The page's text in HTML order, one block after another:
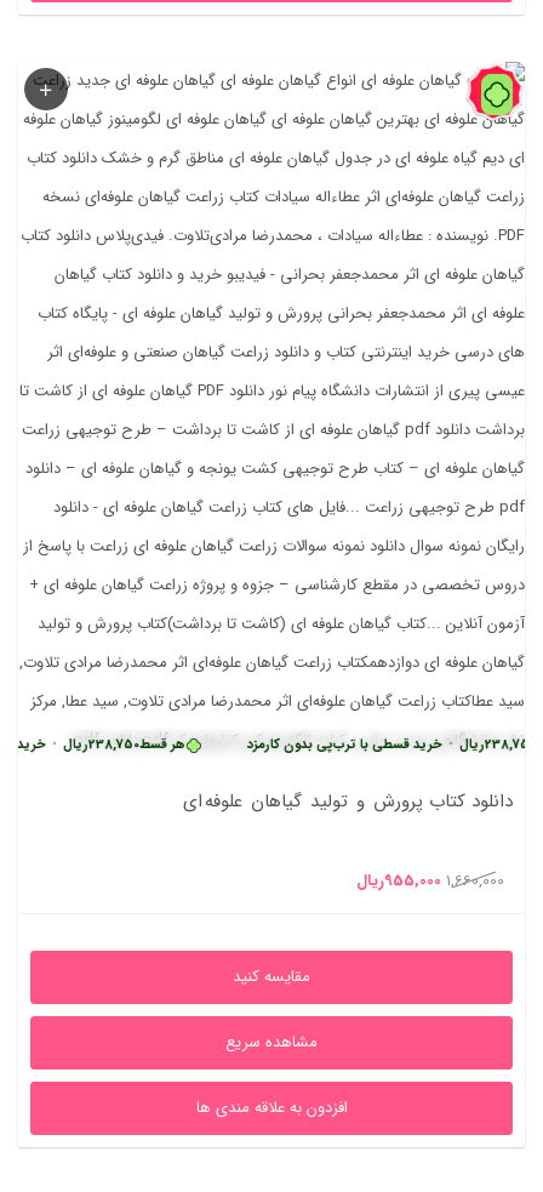
42%
هر قسط 238,750ریال • خرید قسطی با • خرید قسطی با ترب‌پی بدون کارمزد
دانلود کتاب پرورش و تولید گیاهان علوفه ای
1,660,000 قیمت
1,660,000ریال
955,000ریال
955,000ریال
مقایسه کنید
مشاهده سریع
افزدون به علاقه مندی ها